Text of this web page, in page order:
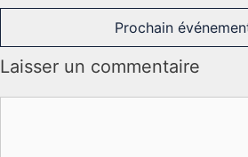
Prochain
Laisser un commentaire